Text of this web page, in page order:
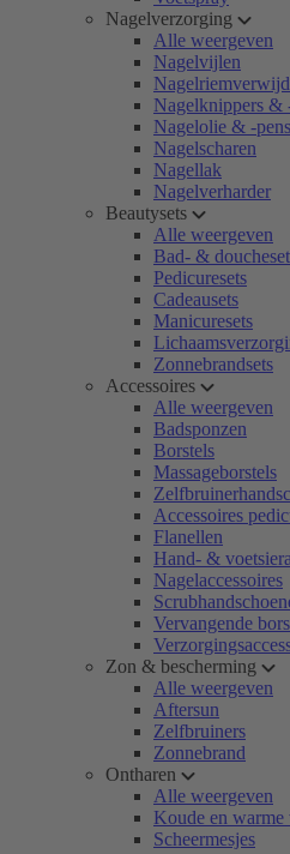
Nagelverzorging
Alle weergeven
Nagelvijlen
Nagelknippers &
Nagelolie & -
Nagelscharen
Nagellak
Nagelverharder
Beautysets
Alle weergeven
Bad- &
Pedicuresets
Cadeausets
Manicuresets
Zonnebrandsets
Accessoires
Alle weergeven
Badsponzen
Borstels
Massageborstels
Accessoires
Flanellen
Hand- &
Nagelaccessoires
Vervangende
Zon & bescherming
Alle weergeven
Aftersun
Zelfbruiners
Zonnebrand
Ontharen
Alle weergeven
Koude en warme
Scheermesjes